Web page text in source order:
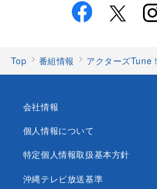
Top 番組情報 アクターズTune！
会社情報
個人情報について
特定個人情報取扱基本方針
沖縄テレビ放送基準